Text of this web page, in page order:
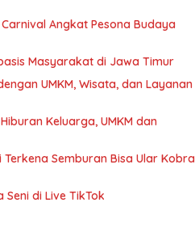
Angkat Pesona Budaya
Masyarakat di Jawa Timur
UMKM, Wisata, dan Layanan
Keluarga, UMKM dan
Terkena Semburan Bisa Ular Kobra
di Live TikTok